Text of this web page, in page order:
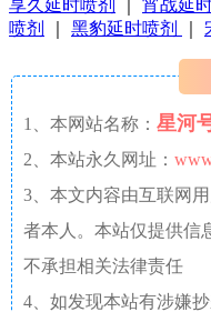
享久延时喷剂 宵战延
喷剂
黑豹延时喷剂
1、本网站名称： 星河
2、本站永久网址：
3、本文内容由互联网
者本人。本站仅提供信
不承担相关法律责任
4、如发现本站有涉嫌